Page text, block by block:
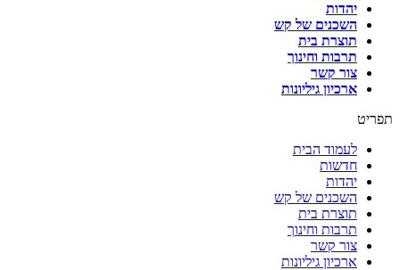
יהדות
השכנים של קש
תוצרת בית
תרבות וחינוך
צור קשר
ארכיון גיליונות
תפריט
לעמוד הבית
חדשות
יהדות
השכנים של קש
תוצרת בית
תרבות וחינוך
צור קשר
ארכיון גיליונות